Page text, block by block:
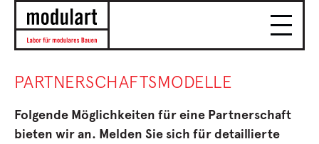
PARTNERSCHAFTSMODELLE
Folgende Möglichkeiten für eine Partnerschaft
bieten wir an. Melden Sie sich für detaillierte